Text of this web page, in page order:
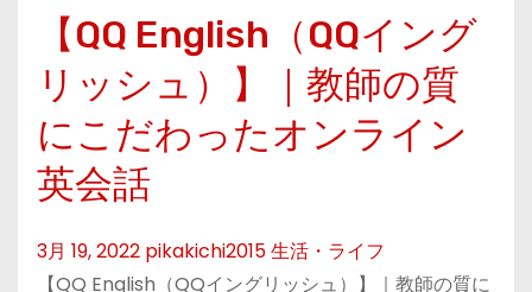
【QQ English（QQイング
リッシュ）】｜教師の質
にこだわったオンライン
英会話
3月 19, 2022 pikakichi2015生活・ライフ
【QQ English（QQイングリッシュ）】｜教師の質に